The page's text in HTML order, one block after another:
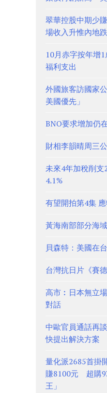
翠華控股中期
場收入升惟內地跌
10月赤字按年增
福利支出
外國旅客訪國家
美國優先」
BNO要求增加仍
財相李韻晴周三
未來4年加稅削支
4.1%
有望開拍第4集
黃海南部部分海
貝森特：美國在
台灣抗日片《賽
高市︰日本無立
對話
中歐官員通話再
快提出解決方案
量化派2685首掛
賺8100元 超購
王」